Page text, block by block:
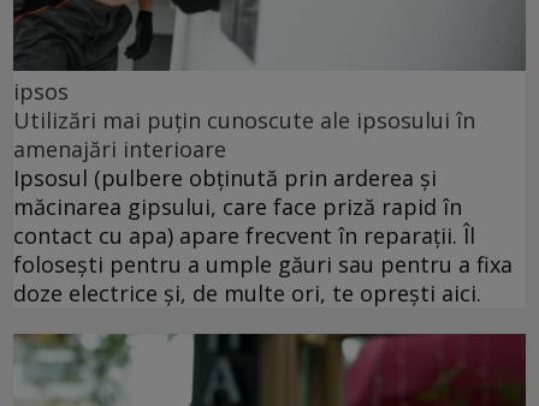
ipsos
Utilizări mai puțin cunoscute ale ipsosului în
amenajări interioare
Ipsosul (pulbere obținută prin arderea și
măcinarea gipsului, care face priză rapid în
contact cu apa) apare frecvent în reparații. Îl
folosești pentru a umple găuri sau pentru a fixa
doze electrice și, de multe ori, te oprești aici.